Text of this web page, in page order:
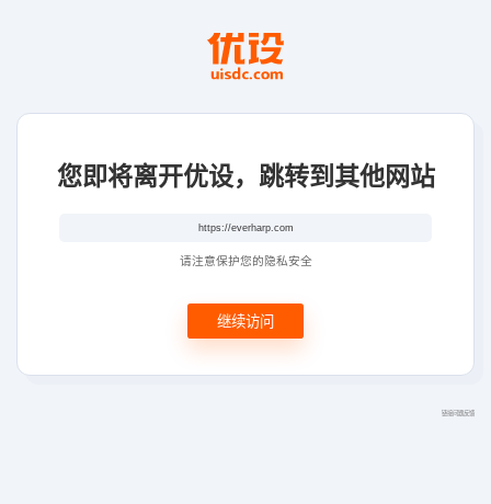
您即将离开优设，跳转到其他网站
请注意保护您的隐私安全
继续访问
链接问题反馈